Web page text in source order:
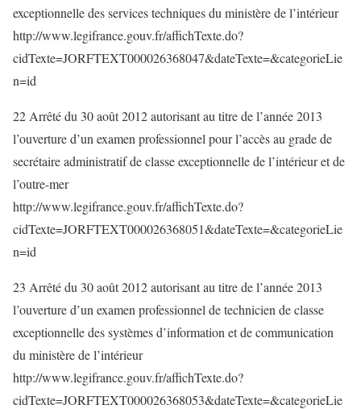
exceptionnelle des services techniques du ministère de l’intérieur
http://www.legifrance.gouv.fr/affichTexte.do?
cidTexte=JORFTEXT000026368047&dateTexte=&categorieLie
n=id
22 Arrêté du 30 août 2012 autorisant au titre de l’année 2013
l’ouverture d’un examen professionnel pour l’accès au grade de
secrétaire administratif de classe exceptionnelle de l’intérieur et de
l’outre-mer
http://www.legifrance.gouv.fr/affichTexte.do?
cidTexte=JORFTEXT000026368051&dateTexte=&categorieLie
n=id
23 Arrêté du 30 août 2012 autorisant au titre de l’année 2013
l’ouverture d’un examen professionnel de technicien de classe
exceptionnelle des systèmes d’information et de communication
du ministère de l’intérieur
http://www.legifrance.gouv.fr/affichTexte.do?
cidTexte=JORFTEXT000026368053&dateTexte=&categorieLie